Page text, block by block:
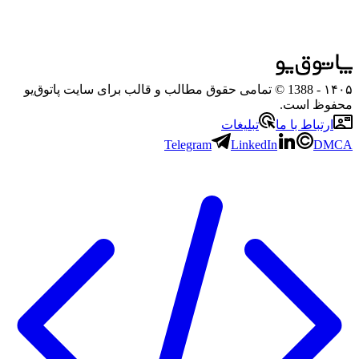
۱۴۰۵
- 1388 © تمامی حقوق مطالب و قالب برای سایت پاتوق‌یو
محفوظ است.
ارتباط با ما
تبلیغات
Telegram
LinkedIn DMCA